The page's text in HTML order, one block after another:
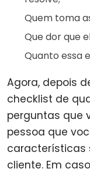
Quem toma
Que dor que
Quanto essa
Agora, depois
checklist de
perguntas que
pessoa que
características
cliente. Em